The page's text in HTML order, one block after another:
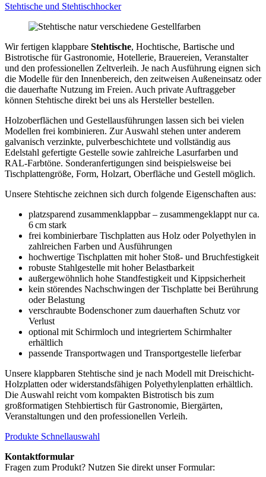
Stehtische und Stehtischhocker
Wir fertigen klappbare Stehtische, Hochtische, Bartische und
Bistrotische für Gastronomie, Hotellerie, Brauereien, Veranstalter
und den professionellen Zeltverleih. Je nach Ausführung eignen sich
die Modelle für den Innenbereich, den zeitweisen Außeneinsatz oder
die dauerhafte Nutzung im Freien. Auch private Auftraggeber
können Stehtische direkt bei uns als Hersteller bestellen.
Holzoberflächen und Gestellausführungen lassen sich bei vielen
Modellen frei kombinieren. Zur Auswahl stehen unter anderem
galvanisch verzinkte, pulverbeschichtete und vollständig aus
Edelstahl gefertigte Gestelle sowie zahlreiche Lasurfarben und
RAL-Farbtöne. Sonderanfertigungen sind beispielsweise bei
Tischplattengröße, Form, Holzart, Oberfläche und Gestell möglich.
Unsere Stehtische zeichnen sich durch folgende Eigenschaften aus:
platzsparend zusammenklappbar – zusammengeklappt nur ca.
6 cm stark
frei kombinierbare Tischplatten aus Holz oder Polyethylen in
zahlreichen Farben und Ausführungen
hochwertige Tischplatten mit hoher Stoß- und Bruchfestigkeit
robuste Stahlgestelle mit hoher Belastbarkeit
außergewöhnlich hohe Standfestigkeit und Kippsicherheit
kein störendes Nachschwingen der Tischplatte bei Berührung
oder Belastung
verschraubte Bodenschoner zum dauerhaften Schutz vor
Verlust
optional mit Schirmloch und integriertem Schirmhalter
erhältlich
passende Transportwagen und Transportgestelle lieferbar
Unsere klappbaren Stehtische sind je nach Modell mit Dreischicht-
Holzplatten oder widerstandsfähigen Polyethylenplatten erhältlich.
Die Auswahl reicht vom kompakten Bistrotisch bis zum
großformatigen Stehbiertisch für Gastronomie, Biergärten,
Veranstaltungen und den professionellen Verleih.
Produkte Schnellauswahl
Kontaktformular
Fragen zum Produkt? Nutzen Sie direkt unser Formular: